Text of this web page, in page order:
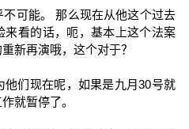
可能。 那么现在从他这个过去
来看的话，呃，基本上这个法案
新再演哦，这个对于？
们现在呢，如果是九月30号就
就暂停了。